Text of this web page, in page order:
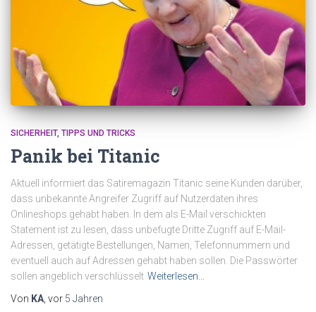
SICHERHEIT TIPPS UND TRICKS
Panik bei Titanic
Aktuell informiert das Satiremagazin Titanic seine Kunden darüber,
dass unbekannte Angreifer Zugriff auf Nutzerdaten ihres
Onlineshops gehabt haben. In dem als E-Mail verschickten
Statement ist zu lesen, dass unbefugte Dritte Zugriff auf E-Mail-
Adressen, getätigte Bestellungen, Namen, Telefonnummern und
eventuell auch auf Adressen gehabt haben sollen. Die Passwörter
sollen angeblich verschlüsselt Weiterlesen…
Von KA , vor 5 Jahren